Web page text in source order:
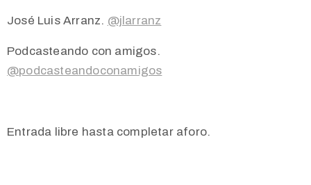
José Luis Arranz. @jlarranz
Podcasteando con amigos.
@podcasteandoconamigos
Entrada libre hasta completar aforo.